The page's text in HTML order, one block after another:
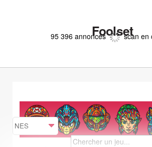
Foolset
95 396 annonces scan en